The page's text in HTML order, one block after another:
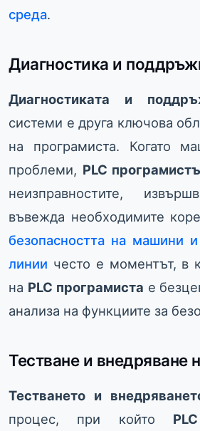
среда.
Диагностика и
Диагностиката и
системи е друга ключова
на програмиста. Когато
проблеми, PLC
неизправностите,
въвежда необходимите
безопасността на машини
линии често е моментът, в
на PLC програмиста е
анализа на функциите за
Тестване и внедряване
Тестването и
процес, при който